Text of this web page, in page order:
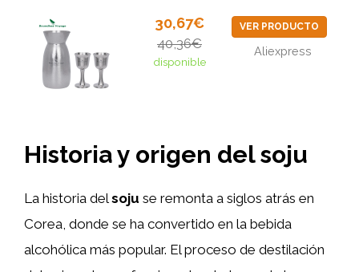
30,67€
40,36€
disponible
VER PRODUCTO
Aliexpress
Historia y origen del soju
La historia delsoju se remonta a siglos atrás en
Corea, donde se ha convertido en la bebida
alcohólica más popular. El proceso de destilación